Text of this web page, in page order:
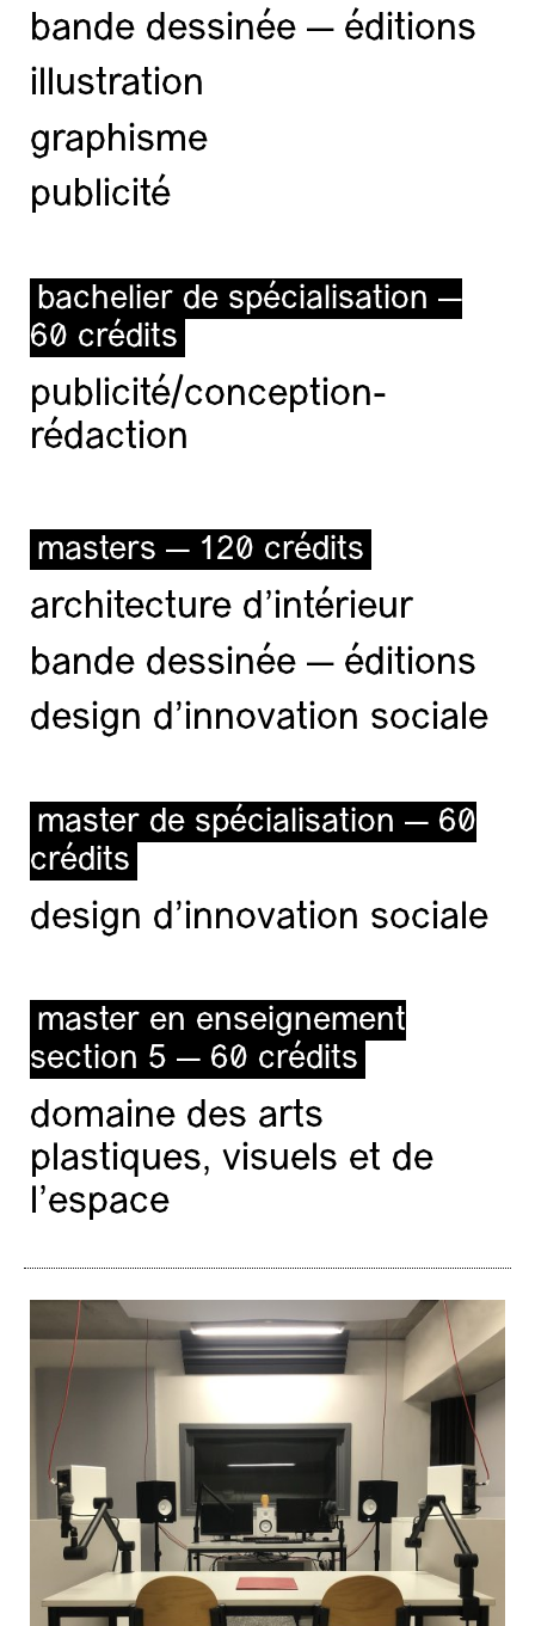
bande dessinée — éditions
illustration
graphisme
publicité
bachelier de spécialisation —
60 crédits
publicité/conception-
rédaction
masters — 120 crédits
architecture d’intérieur
bande dessinée — éditions
design d'innovation sociale
master de spécialisation — 60
crédits
design d'innovation sociale
master en enseignement
section 5 — 60 crédits
domaine des arts
plastiques, visuels et de
l’espace